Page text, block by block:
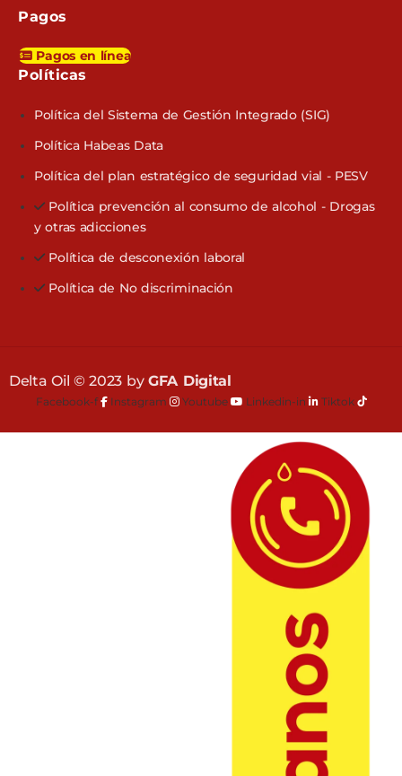
Pagos
Pagos en línea
Políticas​
Política del Sistema de Gestión Integrado (SIG)
Política Habeas Data
Política del plan estratégico de seguridad vial - PESV
Política prevención al consumo de alcohol - Drogas
y otras adicciones
Política de desconexión laboral
Política de No discriminación
Delta Oil © 2023 by GFA Digital
Facebook-f Instagram Youtube Linkedin-in Tiktok